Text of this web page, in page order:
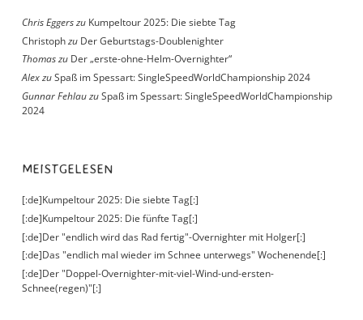
Chris Eggerszu Kumpeltour 2025: Die siebte Tag
Christophzu Der Geburtstags-Doublenighter
Thomaszu Der „erste-ohne-Helm-Overnighter“
AlexzuSpaß im Spessart: SingleSpeedWorldChampionship 2024
Gunnar FehlauzuSpaß im Spessart: SingleSpeedWorldChampionship
2024
MEISTGELESEN
[:de]Kumpeltour 2025: Die siebte Tag[:]
[:de]Kumpeltour 2025: Die fünfte Tag[:]
[:de]Der "endlich wird das Rad fertig"-Overnighter mit Holger[:]
[:de]Das "endlich mal wieder im Schnee unterwegs" Wochenende[:]
[:de]Der "Doppel-Overnighter-mit-viel-Wind-und-ersten-
Schnee(regen)"[:]